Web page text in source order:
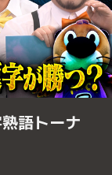
語トーナ